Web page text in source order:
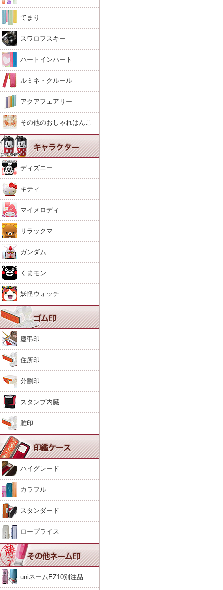
てまり
スワロフスキー
ハートインハート
ルミネ・クルール
アクアフェアリー
その他のおしゃれはんこ
ディズニー
キティ
マイメロディ
リラックマ
ガンダム
くまモン
妖怪ウォッチ
慶弔印
住所印
分割印
スタンプ内臓
雅印
ハイグレード
カラフル
スタンダード
ロープライス
uniネームEZ10別注品